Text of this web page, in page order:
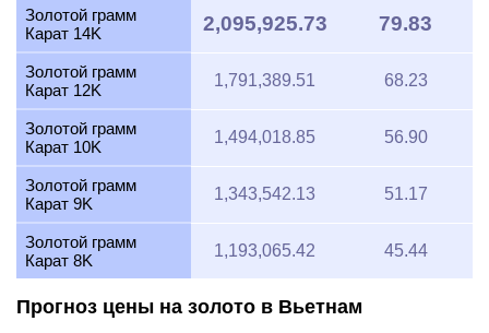
Золотой грамм
Карат 14K
2,095,925.73 79.83
Золотой грамм
Карат 12K
1,791,389.51 68.23
Золотой грамм
Карат 10K
1,494,018.85 56.90
Золотой грамм
Карат 9K
1,343,542.13 51.17
Золотой грамм
Карат 8K
1,193,065.42 45.44
Прогноз цены на золото в Вьетнам